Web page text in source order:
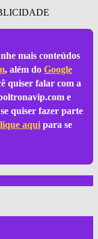
mais conteúdos
, além do Google
quiser falar com a
e
quiser fazer parte
aqui para se